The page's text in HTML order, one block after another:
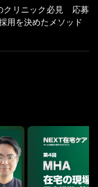
、「選ばれるクリニ
します。
3C分析
策
は
クリニック必見 応募
用を決めたメソッド